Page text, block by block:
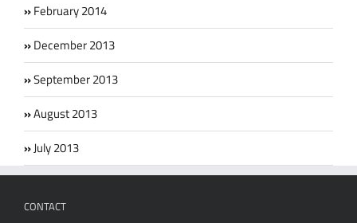
February 2014
December 2013
September 2013
August 2013
July 2013
CONTACT